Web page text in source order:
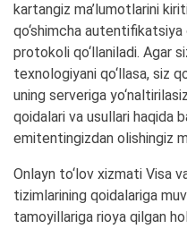
kartangiz ma’lumotlarini
qo‘shimcha
protokoli qo‘llaniladi. Agar
texnologiyani qo‘llasa, siz
uning serveriga
qoidalari va usullari haqida
emitentingizdan olishingiz
Onlayn to‘lov xizmati Visa
tizimlarining qoidalariga
tamoyillariga rioya qilgan